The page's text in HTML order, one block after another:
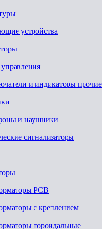
устройства
и индикаторы прочие
и наушники
сигнализаторы
PCB
с креплением
тороидальные